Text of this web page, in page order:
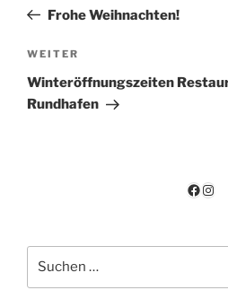
Beitrag
Frohe Weihnachten!
Nächster
Beitrag
WEITER
Winteröffnungszeiten
Rundhafen
nach: